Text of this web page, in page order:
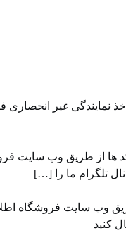
نمایندگی غیر
ها از طریق وب سایت
وب سایت فروشگاه